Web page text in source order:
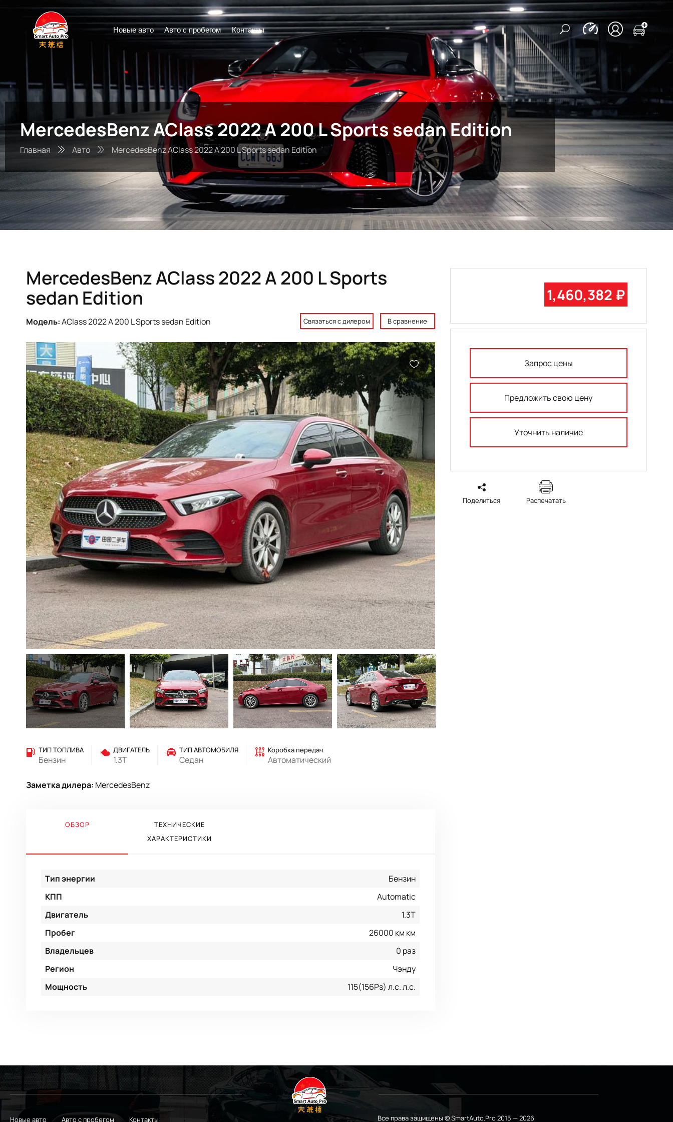
Новые авто Авто с пробегом Контакты
MercedesBenz AClass 2022 A 200 L Sports sedan Edition
Главная Авто MercedesBenz AClass 2022 A 200 L Sports sedan Edition
MercedesBenz AClass 2022 A 200 L Sports
sedan Edition
Модель:AClass 2022 A 200 L Sports sedan Edition Связаться с дилером В сравнение
ТИП ТОПЛИВА
Бензин
ДВИГАТЕЛЬ
1.3T
ТИП АВТОМОБИЛЯ
Седан
Коробка передач
Автоматический
Заметка дилера: MercedesBenz
ОБЗОР
ТЕХНИЧЕСКИЕ
ХАРАКТЕРИСТИКИ
Тип энергии
Бензин
КПП
Automatic
Двигатель
1.3T
Пробег
26000 км км
Владельцев
0 раз
Регион
Чэнду
Мощность
115(156Ps) л.с. л.с.
1,460,382 ₽
Запрос цены
Предложить свою цену
Уточнить наличие
Поделиться Распечатать
Новые авто Авто с пробегом Контакты Все права защищены © SmartAuto.Pro 2015 — 2026